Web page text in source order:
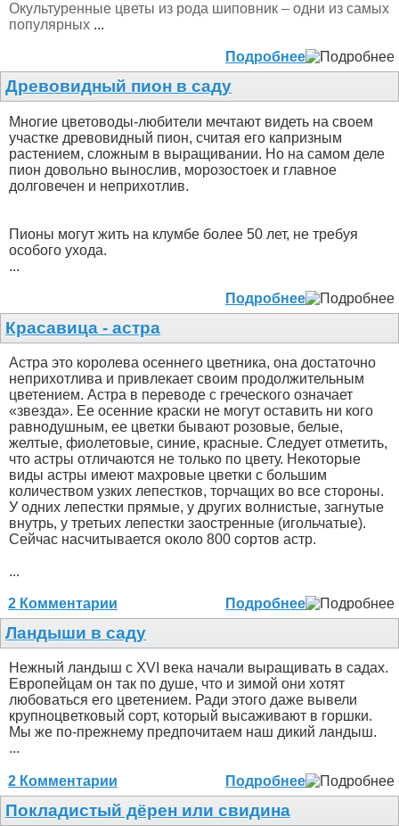
Окультуренные цветы из рода шиповник – одни из самых
популярных ...
Подробнее
Древовидный пион в саду
Многие цветоводы-любители мечтают видеть на своем
участке древовидный пион, считая его капризным
растением, сложным в выращивании. Но на самом деле
пион довольно вынослив, морозостоек и главное
долговечен и неприхотлив.
Пионы могут жить на клумбе более 50 лет, не требуя
особого ухода.
...
Подробнее
Красавица - астра
Астра это королева осеннего цветника, она достаточно
неприхотлива и привлекает своим продолжительным
цветением. Астра в переводе с греческого означает
«звезда». Ее осенние краски не могут оставить ни кого
равнодушным, ее цветки бывают розовые, белые,
желтые, фиолетовые, синие, красные. Следует отметить,
что астры отличаются не только по цвету. Некоторые
виды астры имеют махровые цветки с большим
количеством узких лепестков, торчащих во все стороны.
У одних лепестки прямые, у других волнистые, загнутые
внутрь, у третьих лепестки заостренные (игольчатые).
Сейчас насчитывается около 800 сортов астр.
...
2 Комментарии Подробнее
Ландыши в саду
Нежный ландыш с XVI века начали выращивать в садах.
Европейцам он так по душе, что и зимой они хотят
любоваться его цветением. Ради этого даже вывели
крупноцветковый сорт, который высаживают в горшки.
Мы же по-прежнему предпочитаем наш дикий ландыш.
...
2 Комментарии Подробнее
Покладистый дёрен или свидина